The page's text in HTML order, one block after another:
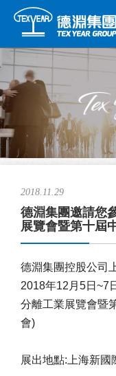
2018.11.29
德淵集團邀請您
展覽會暨第十屆
德淵集團控股公司
2018年12月5日~7
分離工業展覽會暨
會)
展出地點:上海新